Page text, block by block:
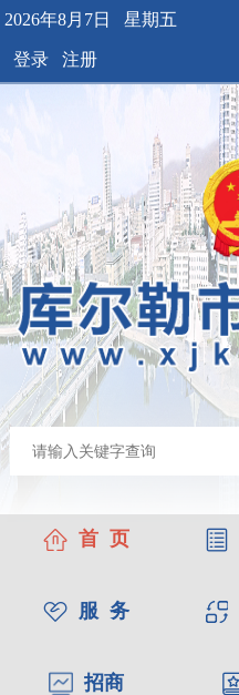
2026年8月7日 星期五
登录 注册
首 页
服 务
招商